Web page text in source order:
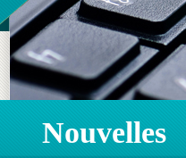
Nouvelles